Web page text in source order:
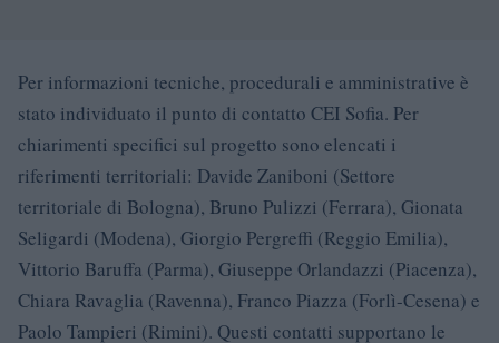
Per informazioni tecniche, procedurali e amministrative è
stato individuato il punto di contatto CEI Sofia. Per
chiarimenti specifici sul progetto sono elencati i
riferimenti territoriali: Davide Zaniboni (Settore
territoriale di Bologna), Bruno Pulizzi (Ferrara), Gionata
Seligardi (Modena), Giorgio Pergreffi (Reggio Emilia),
Vittorio Baruffa (Parma), Giuseppe Orlandazzi (Piacenza),
Chiara Ravaglia (Ravenna), Franco Piazza (Forlì-Cesena) e
Paolo Tampieri (Rimini). Questi contatti supportano le